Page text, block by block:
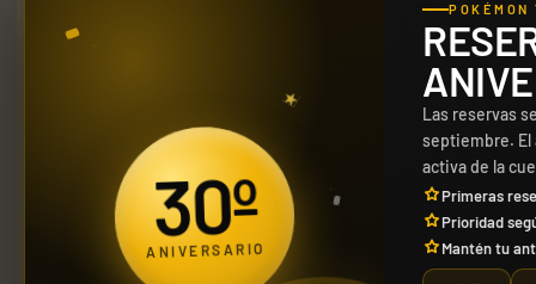
30º
ANIVERSARIO
Las reservas
septiembre. El
activa de la
Primeras
Prioridad
Mantén tu